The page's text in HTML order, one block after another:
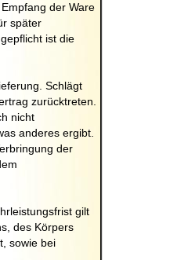
der Ware
später
ist die
Schlägt
zurücktreten.
nicht
anderes ergibt.
der
gilt
des Körpers
sowie bei